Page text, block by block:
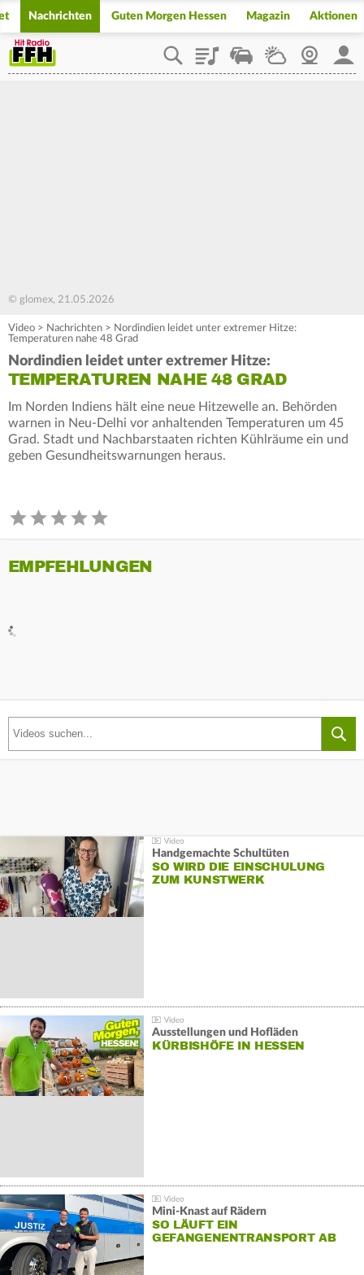
Nachrichten Guten Morgen Hessen Magazin Aktionen
PlaylistStaupilotWetterWebcam
© glomex, 21.05.2026
Video > Nachrichten > Nordindien leidet unter extremer Hitze:
Temperaturen nahe 48 Grad
Nordindien leidet unter extremer Hitze:
TEMPERATUREN NAHE 48 GRAD
Im Norden Indiens hält eine neue Hitzewelle an. Behörden
warnen in Neu-Delhi vor anhaltenden Temperaturen um 45
Grad. Stadt und Nachbarstaaten richten Kühlräume ein und
geben Gesundheitswarnungen heraus.
EMPFEHLUNGEN
Handgemachte Schultüten
SO WIRD DIE EINSCHULUNG
ZUM KUNSTWERK
Ausstellungen und Hofläden
KÜRBISHÖFE IN HESSEN
Mini-Knast auf Rädern
SO LÄUFT EIN
GEFANGENENTRANSPORT AB